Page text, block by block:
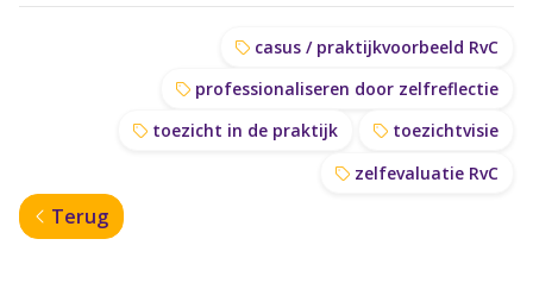
casus / praktijkvoorbeeld RvC
professionaliseren door zelfreflectie
toezicht in de praktijk
toezichtvisie
zelfevaluatie RvC
Terug